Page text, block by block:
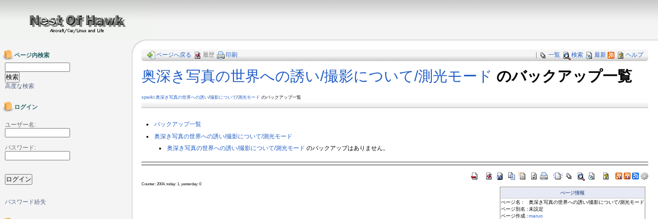
一覧 検索 最新 ヘルプ
ページへ戻る 履歴 印刷
奥深き写真の世界への誘い​/撮影について​/測光モード のバックアップ一覧
xpwiki:奥深き写真の世界への誘い/撮影について/測光モード のバックアップ一覧
バックアップ一覧
奥深き写真の世界への誘い​/撮影について​/測光モード
奥深き写真の世界への誘い​/撮影について​/測光モード のバックアップはありません。
ぺージ情報
ぺージ名 :
奥深き写真の世界への誘い/撮影について/測光モード
ページ別名 :未設定
ページ作成 :maruo
Counter: 2004, today: 1, yesterday: 0
ページ内検索
高度な検索
ログイン
ユーザー名:
パスワード:
パスワード紛失